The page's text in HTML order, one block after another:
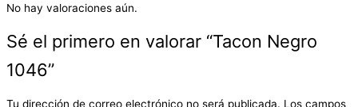
No hay valoraciones aún.
Sé el primero en valorar “Tacon Negro
1046”
Tu dirección de correo electrónico no será publicada. Los campos